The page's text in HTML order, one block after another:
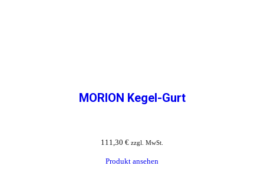
MORION Kegel-Gurt
111,30 € zzgl. MwSt.
Produkt ansehen